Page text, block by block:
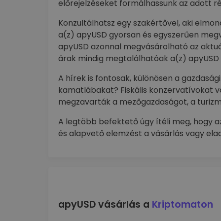
előrejelzéseket formálhassunk az adott
Konzultálhatsz egy szakértővel, aki
a(z) apyUSD gyorsan és egyszerűen
apyUSD azonnal megvásárolható az
árak mindig megtalálhatóak a(z) apyUSD
A hírek is fontosak, különösen a
kamatlábakat? Fiskális konzervatívokat
megzavarták a mezőgazdaságot, a
A legtöbb befektető úgy ítéli meg, hogy
és alapvető elemzést a vásárlás vagy
apyUSD vásárlás a Kriptomaton